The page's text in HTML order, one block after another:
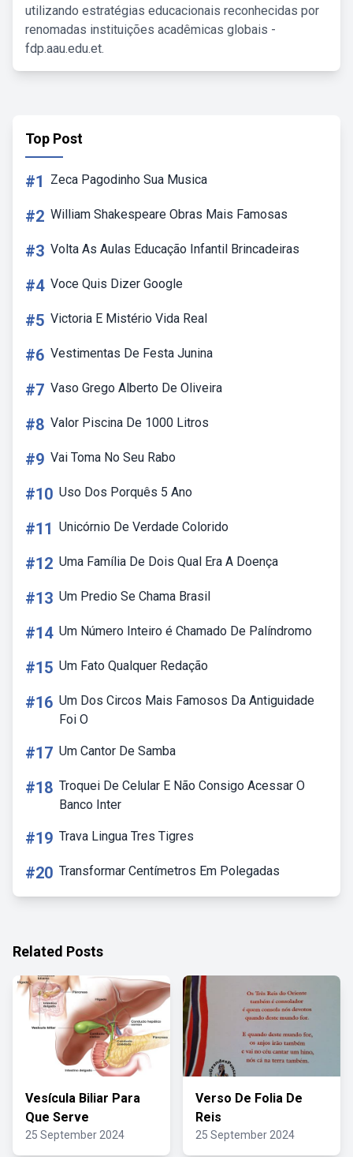
utilizando estratégias educacionais reconhecidas por
renomadas instituições acadêmicas globais -
fdp.aau.edu.et.
Top Post
#1 Zeca Pagodinho Sua Musica
#2 William Shakespeare Obras Mais Famosas
#3 Volta As Aulas Educação Infantil Brincadeiras
#4 Voce Quis Dizer Google
#5 Victoria E Mistério Vida Real
#6 Vestimentas De Festa Junina
#7 Vaso Grego Alberto De Oliveira
#8 Valor Piscina De 1000 Litros
#9 Vai Toma No Seu Rabo
#10 Uso Dos Porquês 5 Ano
#11 Unicórnio De Verdade Colorido
#12 Uma Família De Dois Qual Era A Doença
#13 Um Predio Se Chama Brasil
#14 Um Número Inteiro é Chamado De Palíndromo
#15 Um Fato Qualquer Redação
#16 Um Dos Circos Mais Famosos Da Antiguidade
Foi O
#17 Um Cantor De Samba
#18 Troquei De Celular E Não Consigo Acessar O
Banco Inter
#19 Trava Lingua Tres Tigres
#20 Transformar Centímetros Em Polegadas
Related Posts
Vesícula Biliar Para
Que Serve
25 September 2024
Verso De Folia De
Reis
25 September 2024